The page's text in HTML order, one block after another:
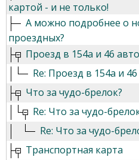
картой - и не только!
А можно подробнее о
проездных?
Проезд в 154а и 46
Re: Проезд в 154а и
Что за чудо-брелок?
Re: Что за чудо-
Re: Что за чудо-
Транспортная карта